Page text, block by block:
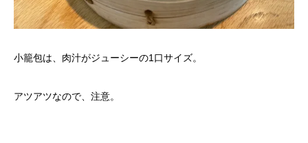
小籠包は、肉汁がジューシーの1口サイズ。
アツアツなので、注意。